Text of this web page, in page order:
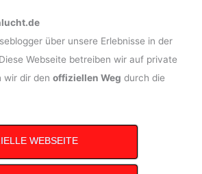
über unsere Erlebnisse in der
Webseite betreiben wir auf private
wir dir den offiziellen Weg durch die
WEBSEITE